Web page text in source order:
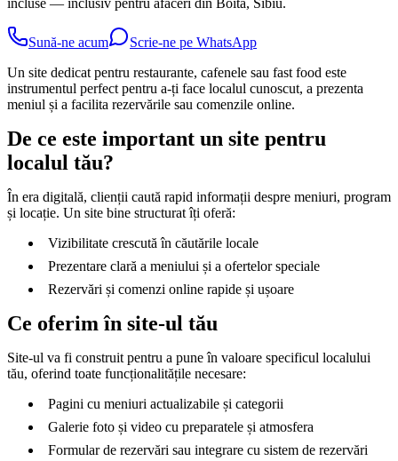
incluse — inclusiv pentru afaceri din Boita, Sibiu.
Sună-ne acum
Scrie-ne pe WhatsApp
Un site dedicat pentru restaurante, cafenele sau fast food este
instrumentul perfect pentru a-ți face localul cunoscut, a prezenta
meniul și a facilita rezervările sau comenzile online.
De ce este important un site pentru
localul tău?
În era digitală, clienții caută rapid informații despre meniuri, program
și locație. Un site bine structurat îți oferă:
Vizibilitate crescută în căutările locale
Prezentare clară a meniului și a ofertelor speciale
Rezervări și comenzi online rapide și ușoare
Ce oferim în site-ul tău
Site-ul va fi construit pentru a pune în valoare specificul localului
tău, oferind toate funcționalitățile necesare:
Pagini cu meniuri actualizabile și categorii
Galerie foto și video cu preparatele și atmosfera
Formular de rezervări sau integrare cu sistem de rezervări